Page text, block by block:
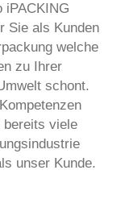
iPACKING
Sie als Kunden
welche
zu Ihrer
schont.
bereits viele
unser Kunde.